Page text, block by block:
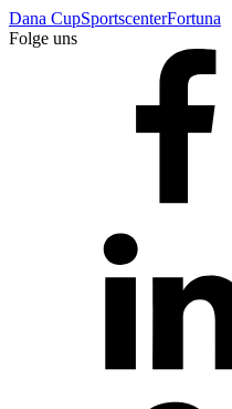
Dana CupSportscenterFortuna
Folge uns